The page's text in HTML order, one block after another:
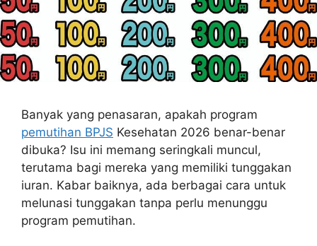
Banyak yang penasaran, apakah program
pemutihan BPJS Kesehatan 2026 benar-benar
dibuka? Isu ini memang seringkali muncul,
terutama bagi mereka yang memiliki tunggakan
iuran. Kabar baiknya, ada berbagai cara untuk
melunasi tunggakan tanpa perlu menunggu
program pemutihan.